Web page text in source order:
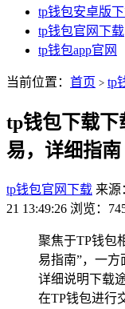
tp钱包安卓版
tp钱包官网下载
tp钱包app官网
当前位置： 首页 > tp
tp钱包下载下
易，详细指南
tp钱包官网下载 来源
21 13:49:26 浏览：
聚焦于TP钱包
易指南”，一方
详细说明下载
在TP钱包进行